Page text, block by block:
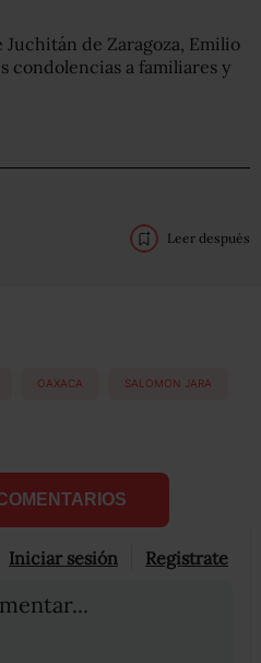
de Zaragoza, Emilio
condolencias a familiares y
Leer después
OAXACA SALOMON JARA
Iniciar sesión Registrate